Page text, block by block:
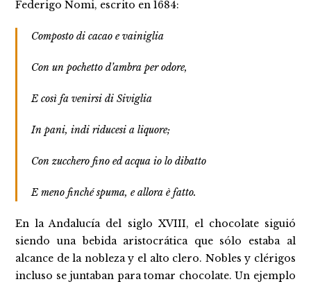
Federigo Nomi, escrito en 1684:
Composto di cacao e vainiglia
Con un pochetto d’ambra per odore,
E così fa venirsi di Siviglia
In pani, indi riducesi a liquore;
Con zucchero fino ed acqua io lo dibatto
E meno finché spuma, e allora è fatto.
En la Andalucía del siglo XVIII, el chocolate siguió
siendo una bebida aristocrática que sólo estaba al
alcance de la nobleza y el alto clero. Nobles y clérigos
incluso se juntaban para tomar chocolate. Un ejemplo